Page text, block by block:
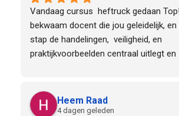
Vandaag cursus  heftruck gedaan
bekwaam docent die jou geleidelijk,
stap de handelingen,  veiligheid, en
praktijkvoorbeelden centraal uitlegt en
aanrader om naar deze organisatie te
Heem Raad
4 dagen geleden